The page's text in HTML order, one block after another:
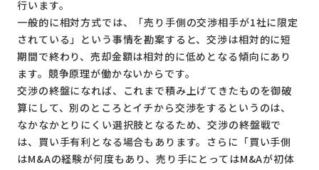
行います。
一般的に相対方式では、「売り手側の交渉相手が1社に限定
されている」という事情を勘案すると、交渉は相対的に短
期間で終わり、売却金額は相対的に低めとなる傾向にあり
ます。競争原理が働かないからです。
交渉の終盤になれば、これまで積み上げてきたものを御破
算にして、別のところとイチから交渉をするというのは、
なかなかとりにくい選択肢となるため、交渉の終盤戦で
は、買い手有利となる場合もあります。さらに「買い手側
はM&Aの経験が何度もあり、売り手にとってはM&Aが初体